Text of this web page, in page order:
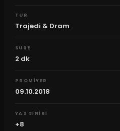
TUR
Trajedi & Dram
SURE
2 dk
PROMIYER
09.10.2018
YAS SINIRI
+8